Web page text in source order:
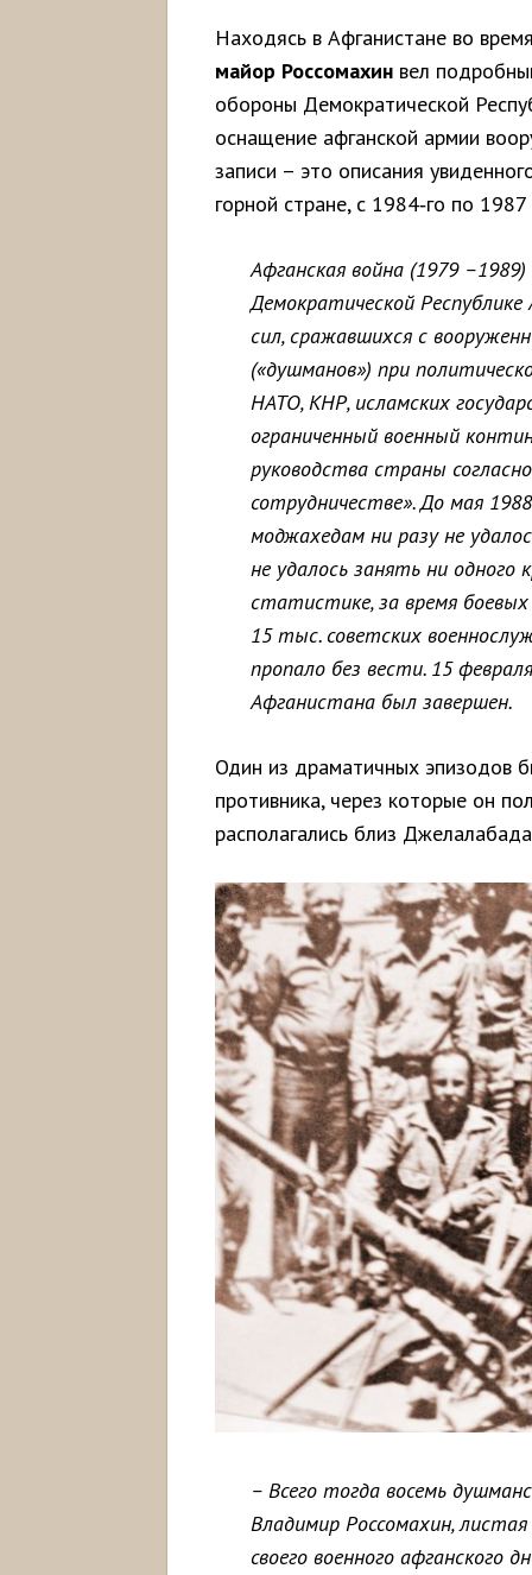
Находясь в Афганистане во
майор Россомахин вел
обороны Демократической
оснащение афганской армии
записи – это описания
горной стране, с 1984‑го по 1987
Афганская война (1979
Демократической
сил, сражавшихся с
(«душманов») при
НАТО, КНР, исламских
ограниченный военный
руководства страны
сотрудничестве». До мая
моджахедам ни разу не
не удалось занять ни одного
статистике, за время
15 тыс. советских
пропало без вести. 15
Афганистана был завершен.
Один из драматичных эпизодов
противника, через которые он
располагались близ
– Всего тогда восемь
Владимир Россомахин,
своего военного афганского